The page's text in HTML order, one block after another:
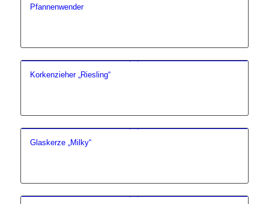
Pfannenwender
Korkenzieher „Riesling“
Glaskerze „Milky“